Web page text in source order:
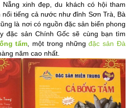
xinh đẹp, du khách có hội tham
tiếng cả nước như đỉnh Sơn Trà, Bà
là nơi có nguồn đặc sản biển phong
đặc sản Chính Gốc sẽ cùng bạn tìm
tẩm , một trong những đặc sản Đà
năm cao nhất.